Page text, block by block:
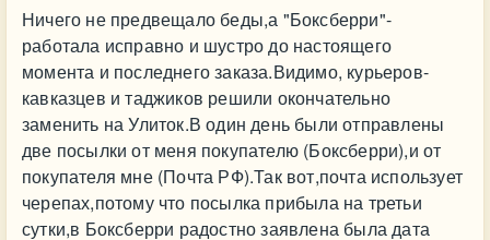
Ничего не предвещало беды,а "Боксберри"-
работала исправно и шустро до настоящего
момента и последнего заказа.Видимо, курьеров-
кавказцев и таджиков решили окончательно
заменить на Улиток.В один день были отправлены
две посылки от меня покупателю (Боксберри),и от
покупателя мне (Почта РФ).Так вот,почта использует
черепах,потому что посылка прибыла на третьи
сутки,в Боксберри радостно заявлена была дата